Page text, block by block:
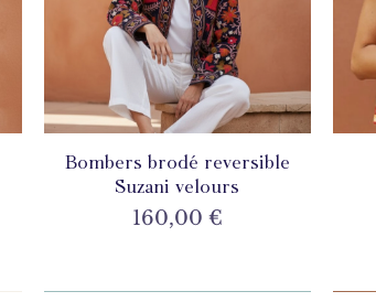
Aperçu rapide
Bombers brodé reversible
Suzani velours
Prix
160,00 €